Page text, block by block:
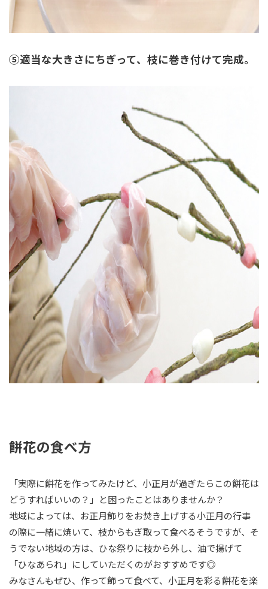
⑤適当な大きさにちぎって、枝に巻き付けて完成。
餅花の食べ方
「実際に餅花を作ってみたけど、小正月が過ぎたらこの餅花は
どうすればいいの？」と困ったことはありませんか？
地域によっては、お正月飾りをお焚き上げする小正月の行事
の際に一緒に焼いて、枝からもぎ取って食べるそうですが、そ
うでない地域の方は、ひな祭りに枝から外し、油で揚げて
「ひなあられ」にしていただくのがおすすめです◎
みなさんもぜひ、作って飾って食べて、小正月を彩る餅花を楽